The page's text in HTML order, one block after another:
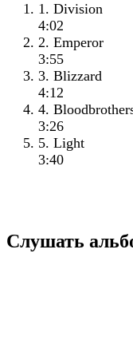
1. Division
4:02
2. Emperor
3:55
3. Blizzard
4:12
4.
3:26
5. Light
3:40
Слушать